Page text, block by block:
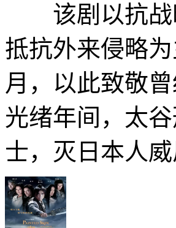
该剧以抗战
抵抗外来侵略
月，以此致敬
光绪年间，太
士，灭日本人